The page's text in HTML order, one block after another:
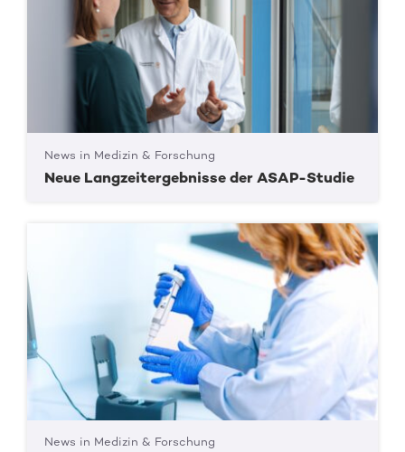
News in Medizin & Forschung
Neue Langzeitergebnisse der ASAP-Studie
News in Medizin & Forschung